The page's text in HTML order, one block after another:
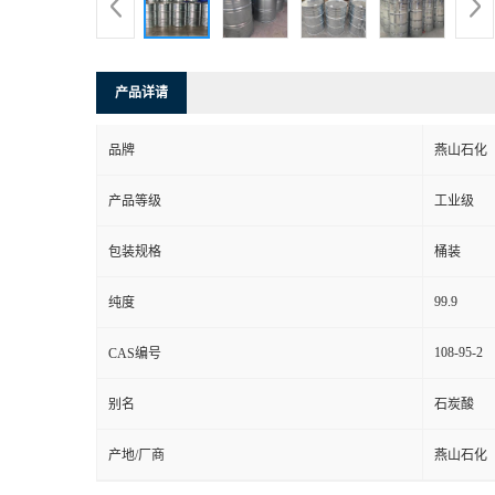
产品详请
品牌 燕山石化
产品等级 工业级
包装规格 桶装
纯度 99.9
CAS编号 108-95-2
别名 石炭酸
产地/厂商 燕山石化